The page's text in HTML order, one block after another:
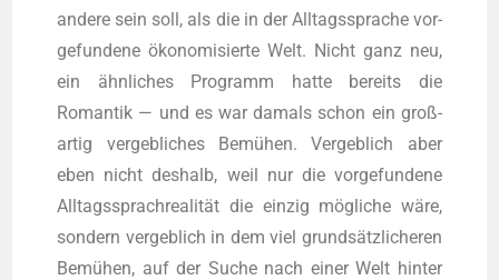
ande­re sein soll, als die in der All­tags­spra­che vor­
ge­fun­de­ne öko­no­mi­sier­te Welt. Nicht ganz neu,
ein ähn­li­ches Pro­gramm hat­te bereits die
Roman­tik — und es war damals schon ein groß­
ar­tig ver­geb­li­ches Bemü­hen. Ver­geb­lich aber
eben nicht des­halb, weil nur die vor­ge­fun­de­ne
All­tags­sprach­rea­li­tät die ein­zig mög­li­che wäre,
son­dern ver­geb­lich in dem viel grund­sätz­li­che­ren
Bemü­hen, auf der Suche nach einer Welt hin­ter